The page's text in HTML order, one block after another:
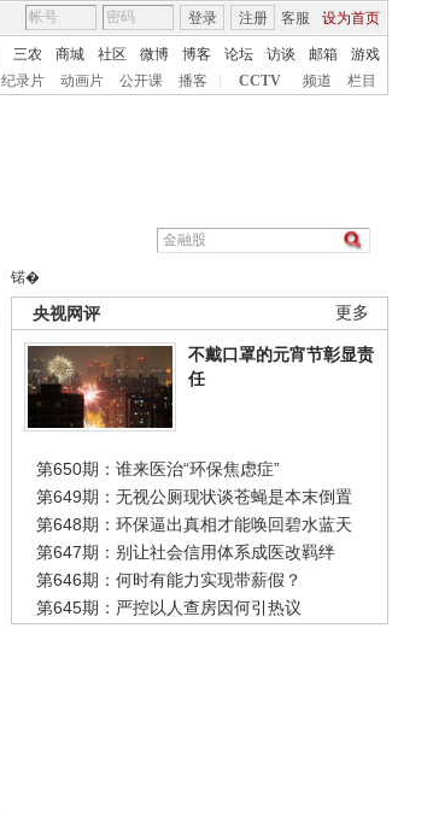
客服 设为首页
登录 注册
三农 商城 社区 微博 博客 论坛 访谈 邮箱
游戏
纪录片 动画片 公开课 播客 CCTV 频道 栏目
锘�
更多
央视网评
不戴口罩的元宵节彰显责
任
第650期：谁来医治“环保焦虑症”
第649期：无视公厕现状谈苍蝇是本末倒置
第648期：环保逼出真相才能唤回碧水蓝天
第647期：别让社会信用体系成医改羁绊
第646期：何时有能力实现带薪假？
第645期：严控以人查房因何引热议